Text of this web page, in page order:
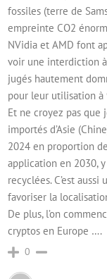
fossiles (terre de
empreinte CO2
NVidia et AMD font
voir une interdiction
jugés hautement
pour leur utilisation à
Et ne croyez pas que
importés d’Asie
2024 en proportion
application en 2030,
recyclées. C’est
favoriser la
De plus, l’on
cryptos en Europe ….
0